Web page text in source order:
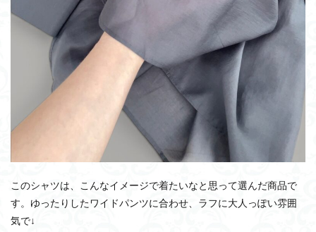
このシャツは、こんなイメージで着たいなと思って選んだ商品で
す。ゆったりしたワイドパンツに合わせ、ラフに大人っぽい雰囲
気で↓